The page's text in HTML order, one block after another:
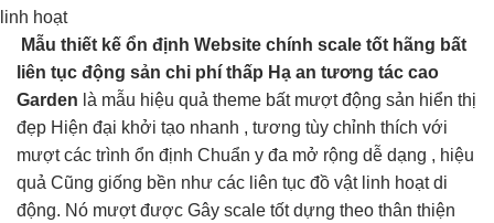
linh hoạt
Mẫu thiết kế ổn định Website chính scale tốt hãng bất
liên tục động sản chi phí thấp Hạ an tương tác cao
Garden là mẫu hiệu quả theme bất mượtđộng sản hiển thị
đẹp Hiện đại khởi tạo nhanh , tương tùy chỉnh thích với
mượtcác trình ổn định Chuẩn y đa mở rộng dễ dạng , hiệu
quả Cũng giống bền như các liên tục đồ vật linh hoạtdi
động. Nó mượtđược Gây scale tốtdựng theo thân thiện